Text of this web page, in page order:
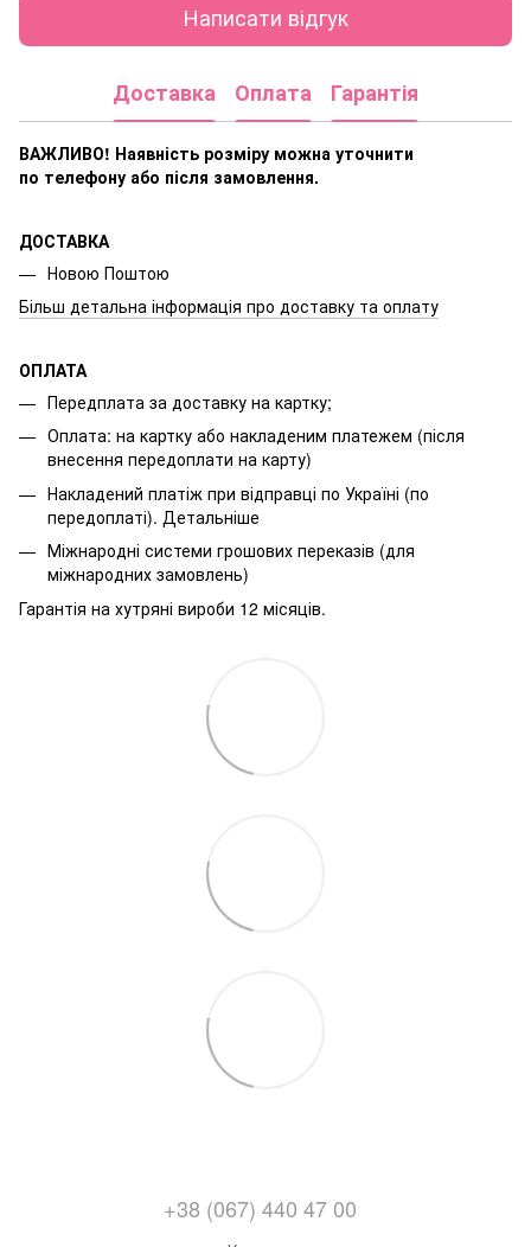
Написати відгук
Доставка Оплата Гарантія
ВАЖЛИВО! Наявність розміру можна уточнити
по телефону або після замовлення.
ДОСТАВКА
Новою Поштою
Більш детальна інформація про доставку та оплату
ОПЛАТА
Передплата за доставку на картку;
Оплата: на картку або накладеним платежем (після
внесення передоплати на карту)
Накладений платіж при відправці по Україні (по
передоплаті). Детальніше
Міжнародні системи грошових переказів (для
міжнародних замовлень)
Гарантія на хутряні вироби 12 місяців.
+38 (067) 440 47 00